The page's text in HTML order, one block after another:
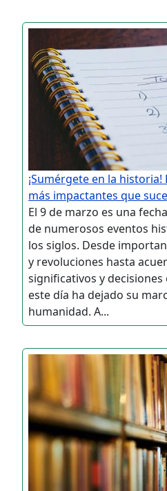
¡Sumérgete en la
más impactantes que
El 9 de marzo es una
de numerosos eventos
los siglos. Desde
y revoluciones hasta
significativos y decisiones
este día ha dejado su
humanidad. A...